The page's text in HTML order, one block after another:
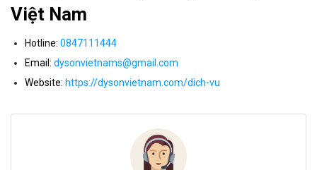
Việt Nam
Hotline: 0847111444
Email: dysonvietnams@gmail.com
Website: https://dysonvietnam.com/dich-vu